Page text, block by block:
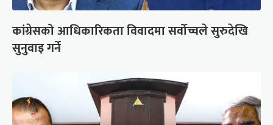
कांग्रेसको आधिकारिकता विवादमा सर्वोच्चले सुरुदेखि
सुनुवाइ गर्ने